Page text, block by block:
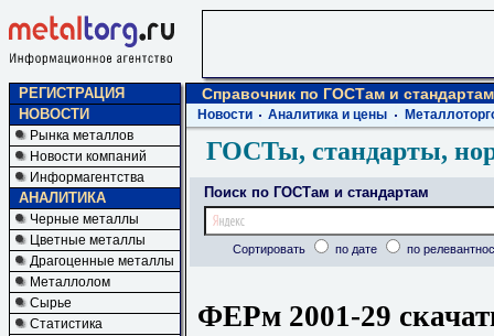
РЕГИСТРАЦИЯ
НОВОСТИ
Рынка металлов
Новости компаний
Информагентства
АНАЛИТИКА
Черные металлы
Цветные металлы
Драгоценные металлы
Металлолом
Сырье
Статистика
Справочник по ГОСТам и стандартам
Новости Аналитика и цены
ГОСТы, стандарты,
Поиск по ГОСТам и стандартам
Сортировать по дате по
ФЕРм 2001-29